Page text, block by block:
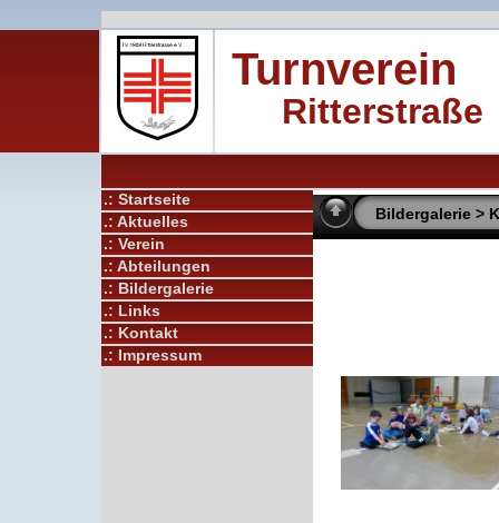
Turnverein
Ritterstraße
.: Startseite
.: Aktuelles
.: Verein
.: Abteilungen
.: Bildergalerie
.: Links
.: Kontakt
.: Impressum
Bildergalerie >